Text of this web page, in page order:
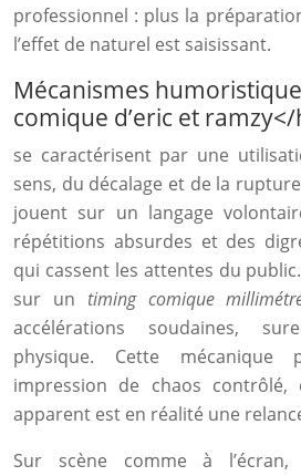
professionnel : plus la
l’effet de naturel est saisissant.
Mécanismes
comique d’eric et ramzy</
se caractérisent par une
sens, du décalage et de la
jouent sur un langage
répétitions absurdes et des
qui cassent les attentes du
sur un timing comique
accélérations soudaines,
physique. Cette mécanique
impression de chaos
apparent est en réalité une
Sur scène comme à